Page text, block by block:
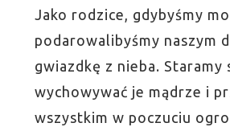
Jako rodzice, gdybyśmy
podarowalibyśmy naszym
gwiazdkę z nieba. Staramy
wychowywać je mądrze i
wszystkim w poczuciu